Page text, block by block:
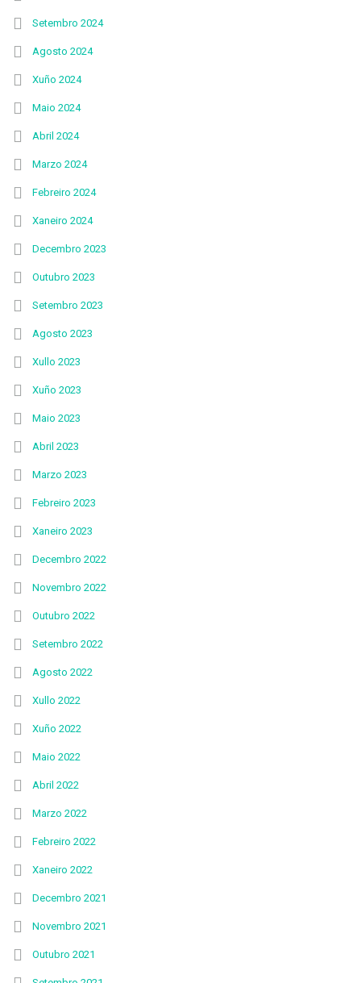
Setembro 2024
Agosto 2024
Xuño 2024
Maio 2024
Abril 2024
Marzo 2024
Febreiro 2024
Xaneiro 2024
Decembro 2023
Outubro 2023
Setembro 2023
Agosto 2023
Xullo 2023
Xuño 2023
Maio 2023
Abril 2023
Marzo 2023
Febreiro 2023
Xaneiro 2023
Decembro 2022
Novembro 2022
Outubro 2022
Setembro 2022
Agosto 2022
Xullo 2022
Xuño 2022
Maio 2022
Abril 2022
Marzo 2022
Febreiro 2022
Xaneiro 2022
Decembro 2021
Novembro 2021
Outubro 2021